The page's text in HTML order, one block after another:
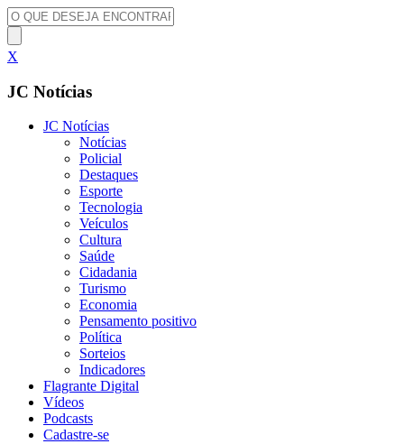
X
JC Notícias
JC Notícias
Notícias
Policial
Destaques
Esporte
Tecnologia
Veículos
Cultura
Saúde
Cidadania
Turismo
Economia
Pensamento positivo
Política
Sorteios
Indicadores
Flagrante Digital
Vídeos
Podcasts
Cadastre-se